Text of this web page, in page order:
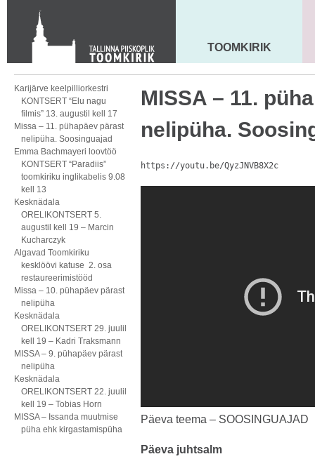
KONTAKT
Toom-Kooli 6, 10130 TALLINN
tallinna.toom@eelk.ee
MAARJA KIRIK
TOOMKIRIK
Karijärve keelpilliorkestri
KONTSERT “Elu nagu
filmis” 13. augustil kell 17
Missa – 11. pühapäev pärast
nelipüha. Soosinguajad
Emma Bachmayeri loovtöö
KONTSERT “Paradiis”
toomkiriku inglikabelis 9.08
kell 13
Kesknädala
ORELIKONTSERT 5.
augustil kell 19 – Marcin
Kucharczyk
Algavad Toomkiriku
kesklöövi katuse 2. osa
restaureerimistööd
Missa – 10. pühapäev pärast
nelipüha
Kesknädala
ORELIKONTSERT 29. juulil
kell 19 – Kadri Traksmann
MISSA – 9. pühapäev pärast
nelipüha
Kesknädala
ORELIKONTSERT 22. juulil
kell 19 – Tobias Horn
MISSA – Issanda muutmise
püha ehk kirgastamispüha
MISSA – 11.
nelipüha.
https://youtu.be/QyzJNVB8X2c
Päeva teema – SOOSINGUAJAD
Päeva juhtsalm